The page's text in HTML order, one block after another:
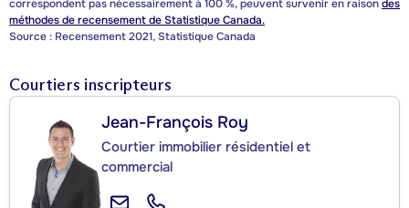
correspondent pas nécessairement à 100 %, peuvent survenir en raisondes
méthodes de recensement de Statistique Canada.
Source : Recensement 2021, Statistique Canada
Courtiers inscripteurs
Jean-François Roy
Courtier immobilier résidentiel et
commercial